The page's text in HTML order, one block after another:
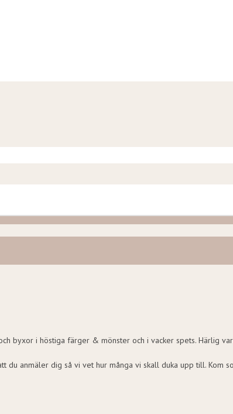
byxor i höstiga färger & mönster och i vacker spets. Härlig
du anmäler dig så vi vet hur många vi skall duka upp till. Kom